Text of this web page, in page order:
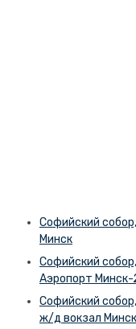
Софийский
Минск
Софийский
Аэропорт Минск-
Софийский
ж/д вокзал Минск